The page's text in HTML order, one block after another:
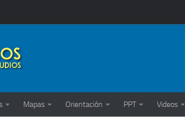
Mapas Orientación PPT Videos